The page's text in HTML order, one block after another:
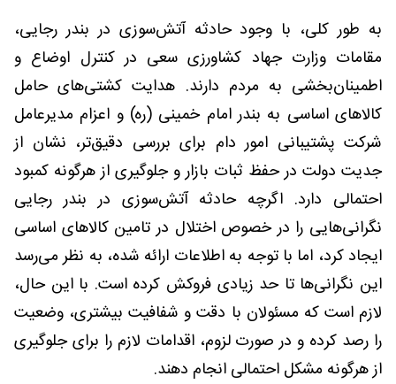
به طور کلی، با وجود حادثه آتش‌سوزی در بندر رجایی،
مقامات وزارت جهاد کشاورزی سعی در کنترل اوضاع و
اطمینان‌بخشی به مردم دارند. هدایت کشتی‌های حامل
کالاهای اساسی به بندر امام خمینی (ره) و اعزام مدیرعامل
شرکت پشتیبانی امور دام برای بررسی دقیق‌تر، نشان از
جدیت دولت در حفظ ثبات بازار و جلوگیری از هرگونه کمبود
احتمالی دارد. اگرچه حادثه آتش‌سوزی در بندر رجایی
نگرانی‌هایی را در خصوص اختلال در تامین کالاهای اساسی
ایجاد کرد، اما با توجه به اطلاعات ارائه شده، به نظر می‌رسد
این نگرانی‌ها تا حد زیادی فروکش کرده است. با این حال،
لازم است که مسئولان با دقت و شفافیت بیشتری، وضعیت
را رصد کرده و در صورت لزوم، اقدامات لازم را برای جلوگیری
از هرگونه مشکل احتمالی انجام دهند.